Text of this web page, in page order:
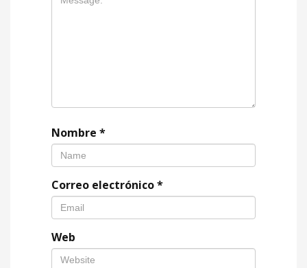
Nombre *
Correo electrónico*
Web